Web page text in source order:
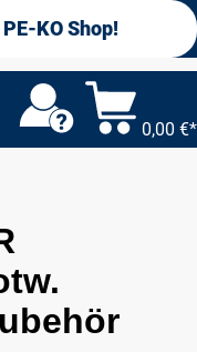
KO Shop!
0,00 €*